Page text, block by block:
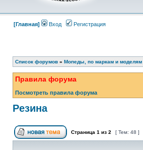
[Главная] Вход Регистрация
Список форумов » Мопеды, по маркам и моделям
Правила форума
Посмотреть правила форума
Резина
Страница 1 из 2 [ Тем: 48 ]